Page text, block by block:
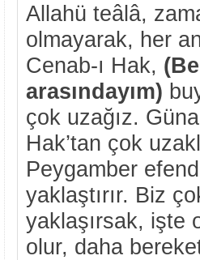
Allahü teâlâ,
olmayarak, her
Cenab-ı Hak,
arasındayım)
çok uzağız.
Hak’tan çok
Peygamber
yaklaştırır. Biz
yaklaşırsak, işte
olur, daha